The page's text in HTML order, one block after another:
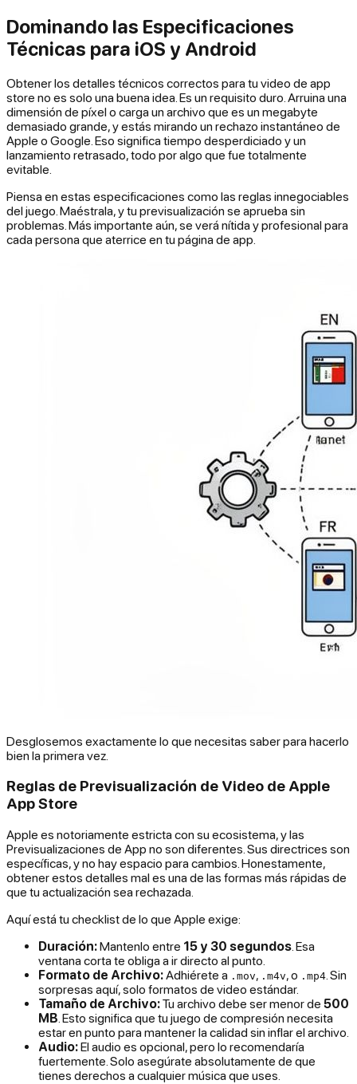
Dominando las Especificaciones
Técnicas para iOS y Android
Obtener los detalles técnicos correctos para tu video de app
store no es solo una buena idea. Es un requisito duro. Arruina una
dimensión de píxel o carga un archivo que es un megabyte
demasiado grande, y estás mirando un rechazo instantáneo de
Apple o Google. Eso significa tiempo desperdiciado y un
lanzamiento retrasado, todo por algo que fue totalmente
evitable.
Piensa en estas especificaciones como las reglas innegociables
del juego. Maéstrala, y tu previsualización se aprueba sin
problemas. Más importante aún, se verá nítida y profesional para
cada persona que aterrice en tu página de app.
Desglosemos exactamente lo que necesitas saber para hacerlo
bien la primera vez.
Reglas de Previsualización de Video de Apple
App Store
Apple es notoriamente estricta con su ecosistema, y las
Previsualizaciones de App no son diferentes. Sus directrices son
específicas, y no hay espacio para cambios. Honestamente,
obtener estos detalles mal es una de las formas más rápidas de
que tu actualización sea rechazada.
Aquí está tu checklist de lo que Apple exige:
Duración:Mantenlo entre 15 y 30 segundos . Esa
ventana corta te obliga a ir directo al punto.
Formato de Archivo:Adhiérete a .mov, .m4v, o .mp4 . Sin
sorpresas aquí, solo formatos de video estándar.
Tamaño de Archivo:Tu archivo debe ser menor de 500
MB . Esto significa que tu juego de compresión necesita
estar en punto para mantener la calidad sin inflar el archivo.
Audio:El audio es opcional, pero lo recomendaría
fuertemente. Solo asegúrate absolutamente de que
tienes derechos a cualquier música que uses.